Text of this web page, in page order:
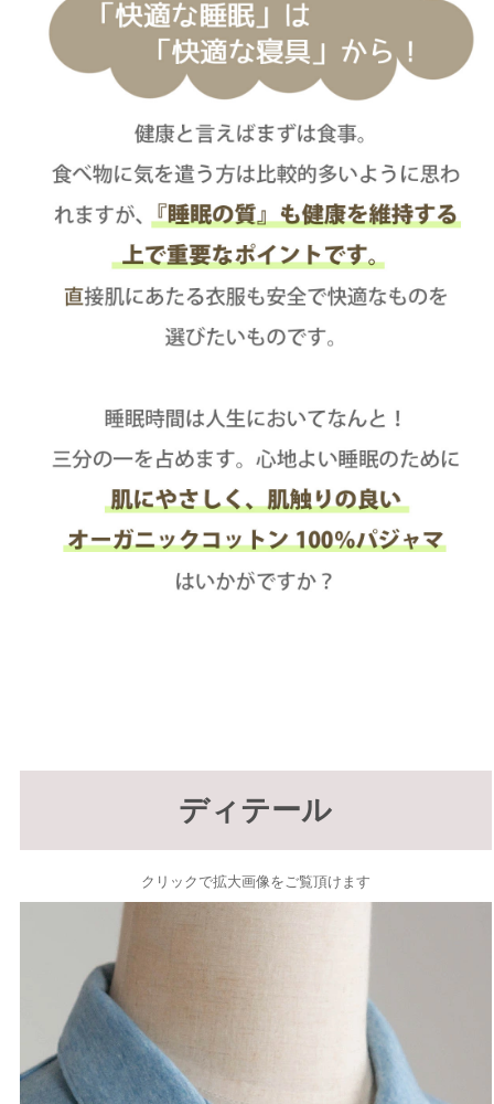
ディテール
クリックで拡大画像をご覧頂けます